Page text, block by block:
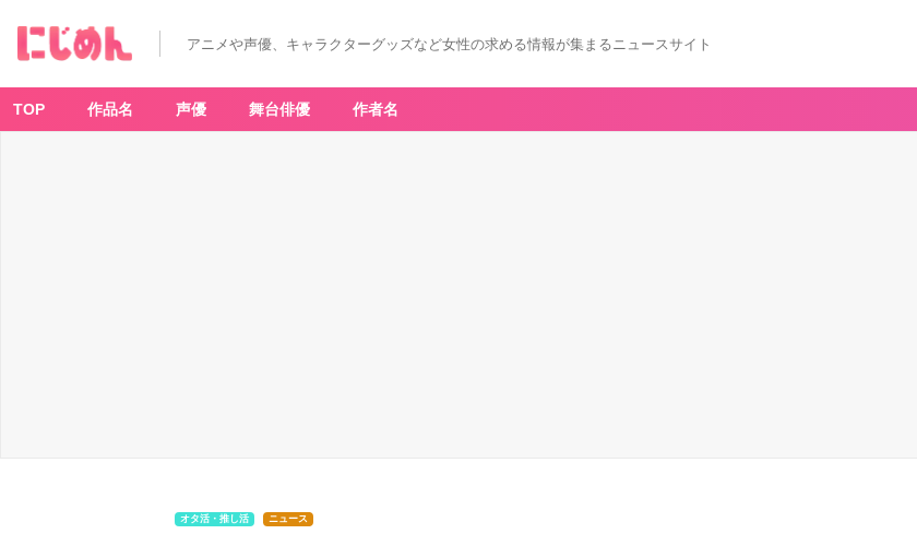
アニメや声優、キャラクターグッズなど女性の求める情報が集まるニュースサイト
TOP 作品名 声優 舞台俳優 作者名
オタ活・推し活 ニュース